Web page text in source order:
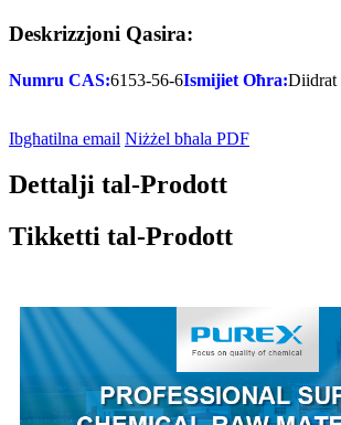
Deskrizzjoni Qasira:
Numru CAS:6153-56-6Ismijiet Oħra:Diidrat
Ibgħatilna email Niżżel bħala PDF
Dettalji tal-Prodott
Tikketti tal-Prodott